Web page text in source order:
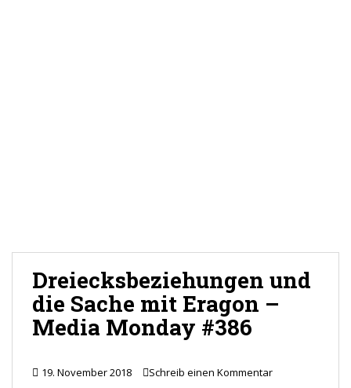
Dreiecksbeziehungen und
die Sache mit Eragon –
Media Monday #386
19. November 2018 Schreib einen Kommentar